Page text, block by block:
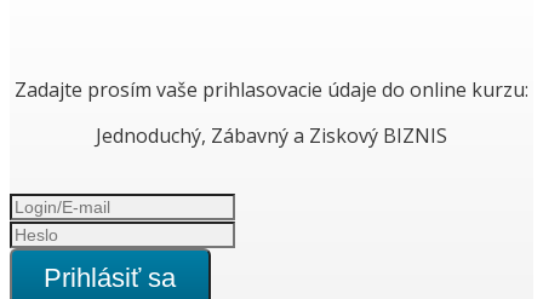
Zadajte prosím vaše prihlasovacie údaje do online kurzu:
Jednoduchý, Zábavný a Ziskový BIZNIS
Prihlásiť sa